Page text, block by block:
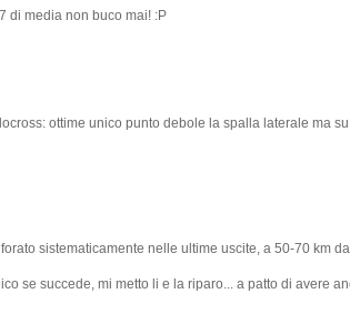
di media non buco mai! :P
ottime unico punto debole la spalla laterale ma
sistematicamente nelle ultime uscite, a 50-70 km
se succede, mi metto li e la riparo... a patto di avere